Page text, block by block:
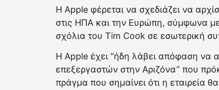
Η Apple φέρεται να σχεδιάζει να
στις ΗΠΑ και την Ευρώπη, σύμφωνα
σχόλια του Tim Cook σε εσωτερική
Η Apple έχει “ήδη λάβει απόφαση να
επεξεργαστών στην Αριζόνα” που
πράγμα που σημαίνει ότι η εταιρεία